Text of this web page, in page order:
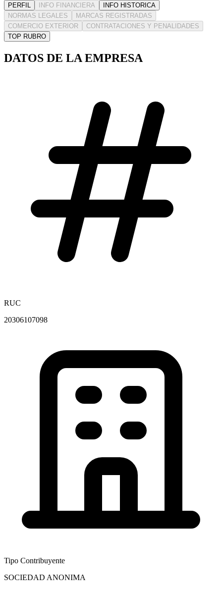
PERFIL INFO FINANCIERA
INFO HISTORICA
NORMAS LEGALES
MARCAS REGISTRADAS
COMERCIO EXTERIOR
CONTRATACIONES Y PENALIDADES
TOP RUBRO
DATOS DE LA EMPRESA
RUC
20306107098
Tipo Contribuyente
SOCIEDAD ANONIMA